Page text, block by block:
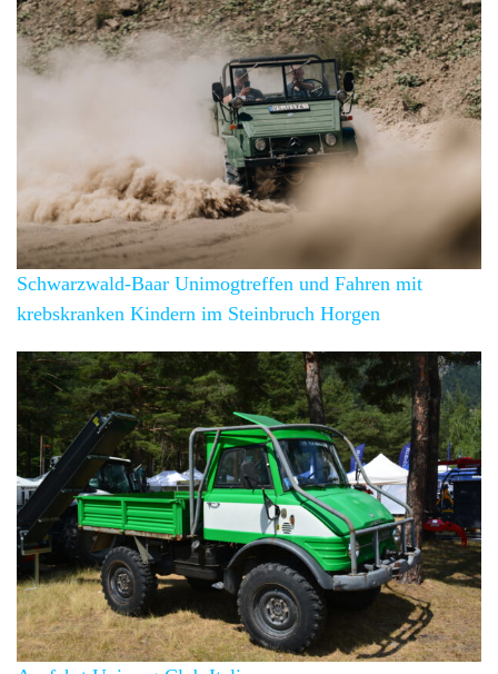
Schwarzwald-Baar Unimogtreffen und Fahren mit
krebskranken Kindern im Steinbruch Horgen